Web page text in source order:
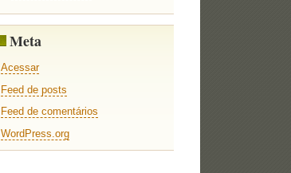
Meta
Acessar
Feed de posts
Feed de comentários
WordPress.org